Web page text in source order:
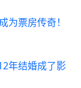
为票房传奇！
年结婚成了影